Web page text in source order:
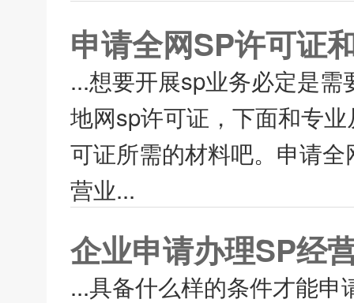
申请全网SP许可证
...想要开展sp业务必定是
地网sp许可证，下面和专
可证所需的材料吧。申请
营业...
企业申请办理SP经
...具备什么样的条件才能